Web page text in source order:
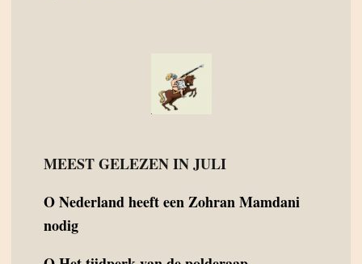
MEEST GELEZEN IN JULI
ONederland heeft een Zohran Mamdani
nodig